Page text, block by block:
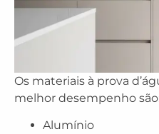
Os materiais à prova
melhor desempenho
Alumínio